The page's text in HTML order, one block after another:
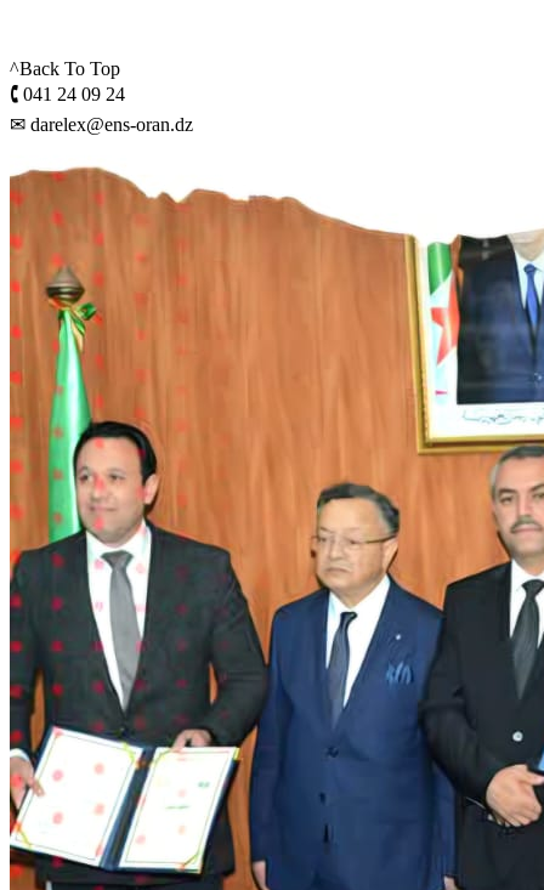
^Back To Top
🕻 041 24 09 24
✉ darelex@ens-oran.dz